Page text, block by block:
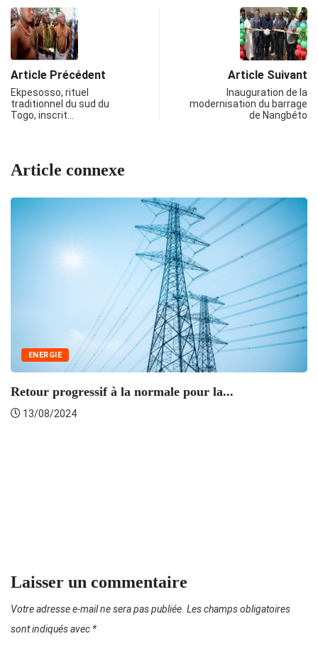
Article Précédent
Ekpesosso, rituel
traditionnel du sud du
Togo, inscrit…
Article Suivant
Inauguration de la
modernisation du barrage
de Nangbéto
Article connexe
ENERGIE
Retour progressif à la normale pour la...
13/08/2024
Laisser un commentaire
Votre adresse e-mail ne sera pas publiée. Les champs obligatoires
sont indiqués avec *